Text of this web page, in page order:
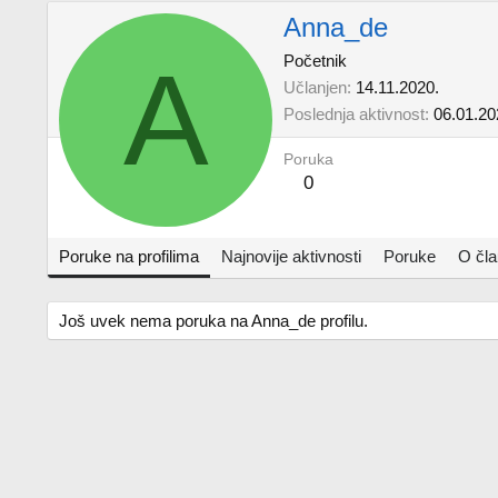
A
Anna_de
Početnik
Učlanjen 14.11.2020.
Poslednja aktivnost
Poruka
0
Poruke na profilima Najnovije aktivnosti Poruke O
Još uvek nema poruka na Anna_de profilu.